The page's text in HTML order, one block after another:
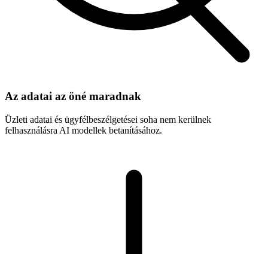
Az adatai az öné maradnak
Üzleti adatai és ügyfélbeszélgetései soha nem kerülnek
felhasználásra AI modellek betanításához.